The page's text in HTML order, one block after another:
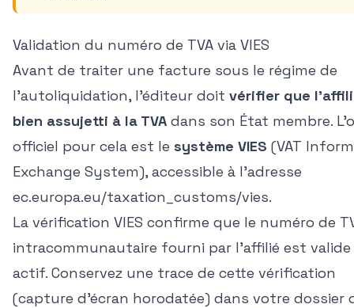
Validation du numéro de TVA via VIES
Avant de traiter une facture sous le régime de
l'autoliquidation, l'éditeur doit vérifier que
bien assujetti à la TVA dans son État membre.
officiel pour cela est le système VIES (VAT
Exchange System), accessible à l'adresse
ec.europa.eu/taxation_customs/vies.
La vérification VIES confirme que le numéro de
intracommunautaire fourni par l'affilié est
actif. Conservez une trace de cette vérification
(capture d'écran horodatée) dans votre dossier